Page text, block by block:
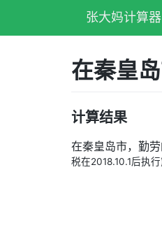
张大妈计算器
在秦皇
计算结果
在秦皇岛市，勤
税在2018.10.1后执行